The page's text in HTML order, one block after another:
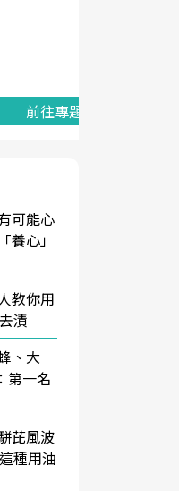
可能心
心」
教你用
漬
、大
第一名
芘風波
種用油